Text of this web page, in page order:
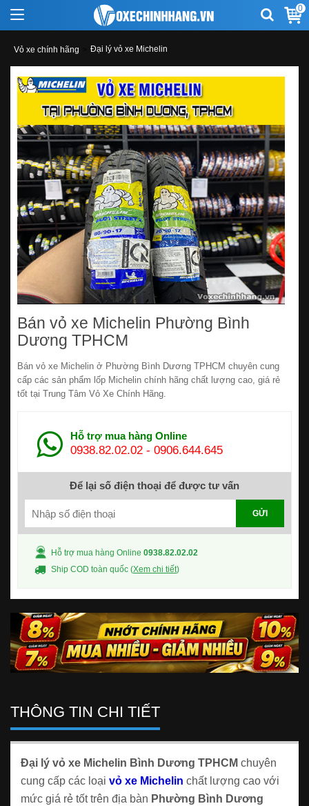
0
Vỏ xe chính hãng Đại lý vỏ xe Michelin
Bán vỏ xe Michelin Phường Bình
Dương TPHCM
Bán vỏ xe Michelin ở Phường Bình Dương TPHCM chuyên cung
cấp các sản phẩm lốp Michelin chính hãng chất lượng cao, giá rẻ
tốt tại Trung Tâm Vỏ Xe Chính Hãng.
Hỗ trợ mua hàng Online
0938.82.02.02 - 0906.644.645
Để lại số điện thoại để được tư vấn
GỬI
Hỗ trợ mua hàng Online 0938.82.02.02
Ship COD toàn quốc (Xem chi tiết)
THÔNG TIN CHI TIẾT
Đại lý vỏ xe Michelin Bình Dương TPHCM chuyên
cung cấp các loại vỏ xe Michelin chất lượng cao với
mức giá rẻ tốt trên địa bàn Phường Bình Dương